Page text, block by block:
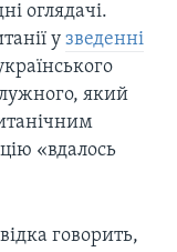
оглядачі.
у зведенні
який
«вдалось
говорить,